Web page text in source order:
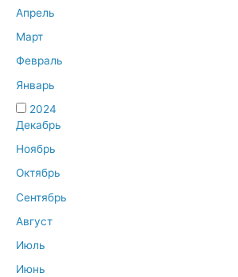
Апрель
Март
Февраль
Январь
2024
Декабрь
Ноябрь
Октябрь
Сентябрь
Август
Июль
Июнь